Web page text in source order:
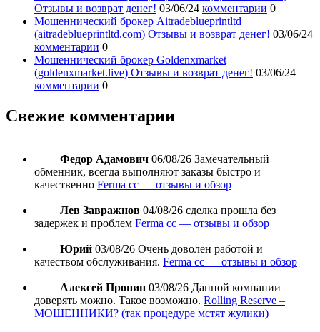
Отзывы и возврат денег! 03/06/24 комментарии 0
Мошеннический брокер Aitradeblueprintltd
(aitradeblueprintltd.com) Отзывы и возврат денег! 03/06/24
комментарии 0
Мошеннический брокер Goldenxmarket
(goldenxmarket.live) Отзывы и возврат денег! 03/06/24
комментарии 0
Свежие комментарии
Федор Адамович 06/08/26 Замечательный
обменник, всегда выполняют заказы быстро и
качественно Ferma cc — отзывы и обзор
Лев Завражнов 04/08/26 сделка прошла без
задержек и проблем Ferma cc — отзывы и обзор
Юрий 03/08/26 Очень доволен работой и
качеством обслуживания. Ferma cc — отзывы и обзор
Алексей Пронин 03/08/26 Данной компании
доверять можно. Такое возможно. Rolling Reserve –
МОШЕННИКИ? (так процедуре мстят жулики)